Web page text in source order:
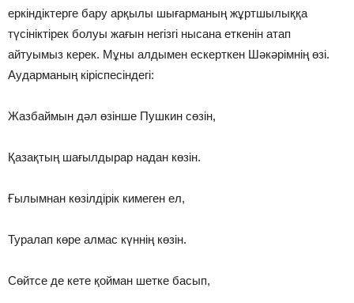
еркіндіктерге бару арқылы шығарманың жұртшылыққа
түсініктірек болуы жағын негізгі нысана еткенін атап
айтуымыз керек. Мұны алдымен ескерткен Шәкәрімнің өзі.
Аударманың кіріспесіндегі:
Жазбаймын дәл өзінше Пушкин сөзін,
Қазақтың шағылдырар надан көзін.
Ғылымнан көзілдірік кимеген ел,
Туралап көре алмас күннің көзін.
Сөйтсе де кете қойман шетке басып,